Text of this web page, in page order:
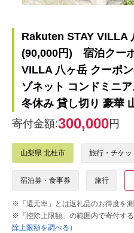
Rakuten STAY VILLA
(90,000円) 宿泊クー
VILLA 八ヶ岳 クーポ
ゾネット コンドミニ
冬休み 貸し切り 豪華
寄付金額:300,000円
山梨県 北杜市 旅行・チケ
宿泊券・食事券 旅行
※「還元率」とは返礼品のお得度を
※「控除上限額」の範囲内で寄付す
除上限額を調べる）